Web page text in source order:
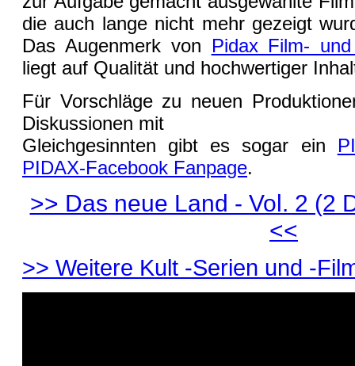
die auch lange nicht mehr gezeigt
Das Augenmerk von Pidax Film-
liegt auf Qualität und hochwertiger
Für Vorschläge zu neuen
Diskussionen mit
Gleichgesinnten gibt es sogar ein
PIDAX-Facebook Fanpage.
>> Das neue Land - Vol. 2 (2
<<
>> Weitere Kult -Serien und -